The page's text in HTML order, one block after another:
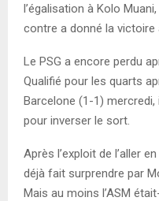
l’égalisation à Kolo
contre a donné la victoire
Le PSG a encore perdu
Qualifié pour les quarts
Barcelone (1-1) mercredi,
pour inverser le sort.
Après l’exploit de l’aller
déjà fait surprendre par
Mais au moins l’ASM